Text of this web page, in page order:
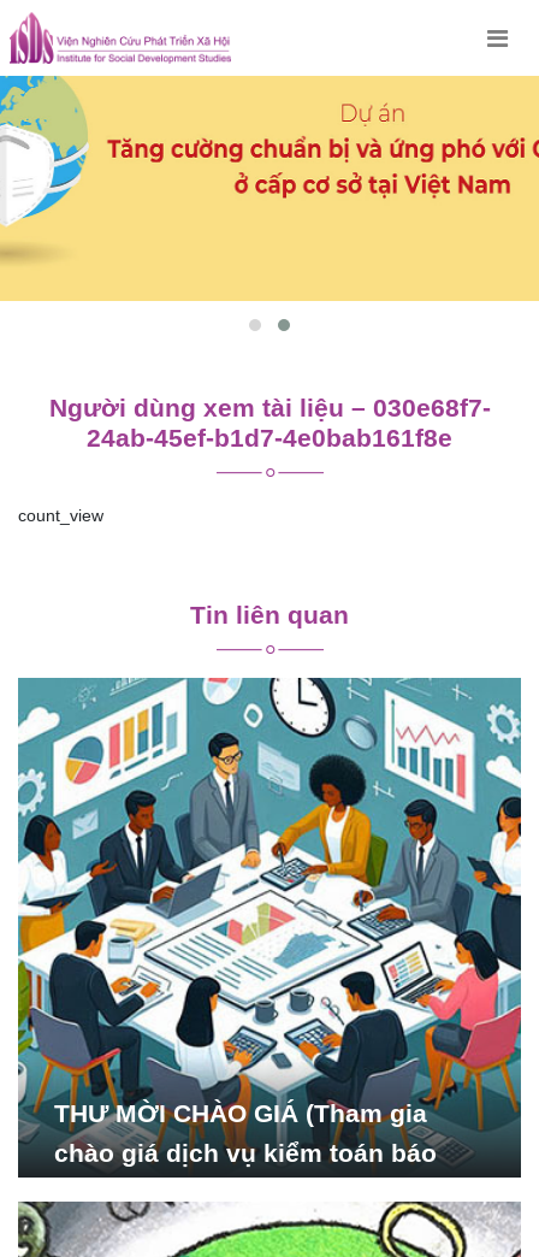
Skip
to
content
Người dùng xem tài liệu – 030e68f7-
24ab-45ef-b1d7-4e0bab161f8e
count_view
viết
Tin liên quan
THƯ MỜI CHÀO GIÁ (Tham gia
chào giá dịch vụ kiểm toán báo
Nghiên cứu Phát triển Xã